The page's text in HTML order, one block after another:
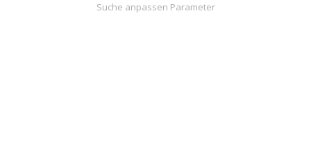
Suche anpassen Parameter